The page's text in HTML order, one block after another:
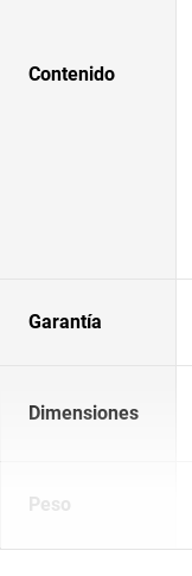
Contenido
Garantía
Dimensiones
Peso